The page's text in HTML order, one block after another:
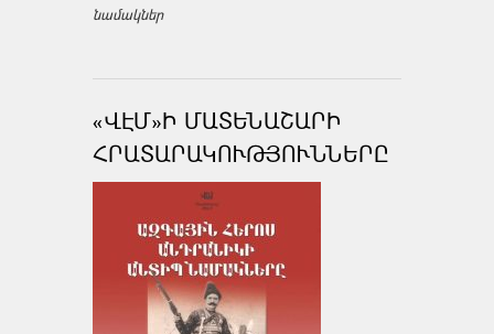
նամակներ
«ՎԷՄ»Ի ՄԱՏԵՆԱՇԱՐԻ
ՀՐԱՏԱՐԱԿՈՒԹՅՈՒՆՆԵՐԸ